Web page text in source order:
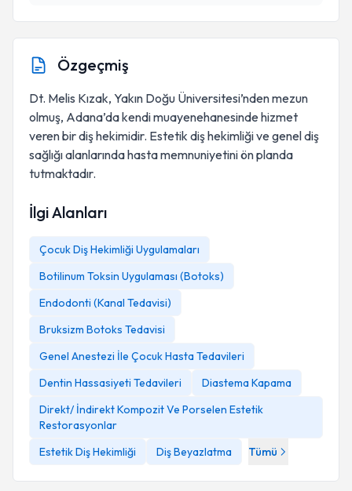
Özgeçmiş
Dt. Melis Kızak, Yakın Doğu Üniversitesi’nden mezun
olmuş, Adana’da kendi muayenehanesinde hizmet
veren bir diş hekimidir. Estetik diş hekimliği ve genel diş
sağlığı alanlarında hasta memnuniyetini ön planda
tutmaktadır.
İlgi Alanları
Çocuk Diş Hekimliği Uygulamaları
Botilinum Toksin Uygulaması (Botoks)
Endodonti (Kanal Tedavisi)
Bruksizm Botoks Tedavisi
Genel Anestezi İle Çocuk Hasta Tedavileri
Dentin Hassasiyeti Tedavileri
Diastema Kapama
Direkt/ İndirekt Kompozit Ve Porselen Estetik
Restorasyonlar
Estetik Diş Hekimliği
Diş Beyazlatma Tümü